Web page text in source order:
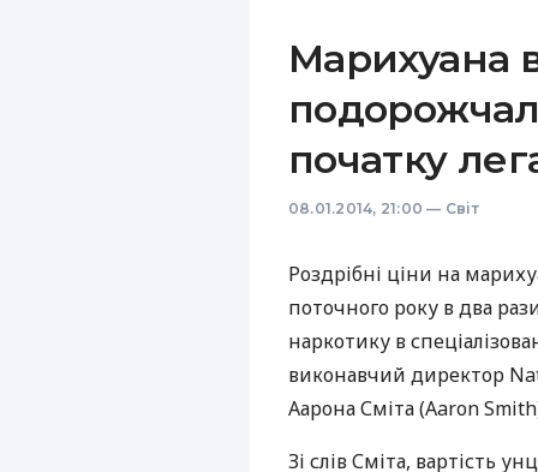
Марихуана
початку
08.01.2014, 21:00 — Світ
Роздрібні ціни на
поточного року в два
наркотику в
виконавчий директор
Аарона Сміта (Aaron
Зі слів Сміта, вартість